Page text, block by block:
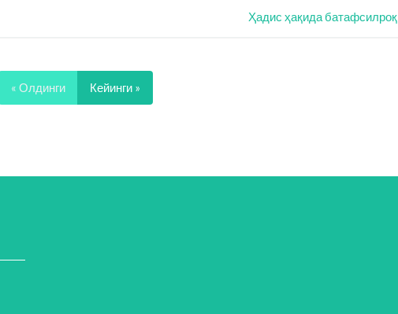
Ҳадис ҳақида батафсилроқ
« Олдинги Кейинги »